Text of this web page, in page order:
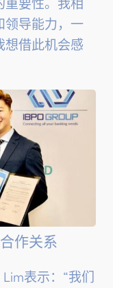
领导能力，一
想借此机会感
作关系
表示：“我们